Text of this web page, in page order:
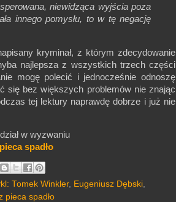
niewidząca wyjścia poza
innego pomysłu, to w tę negację
kryminał, z którym zdecydowanie
najlepsza z wszystkich trzech części
mogę polecić i jednocześnie odnoszę
się bez większych problemów nie znając
tej lektury naprawdę dobrze i już nie
w wyzwaniu
spadło
Tomek Winkler, Eugeniusz Dębski
pieca spadło